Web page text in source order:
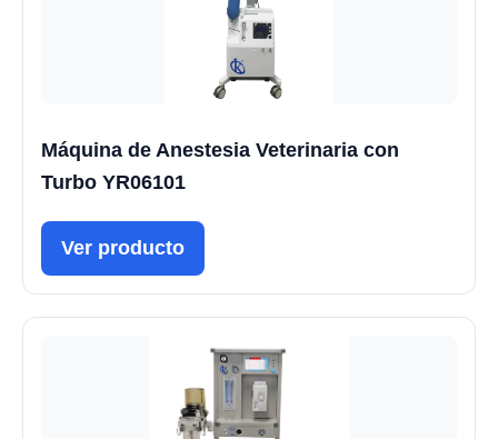
Máquina de Anestesia Veterinaria con
Turbo YR06101
Ver producto